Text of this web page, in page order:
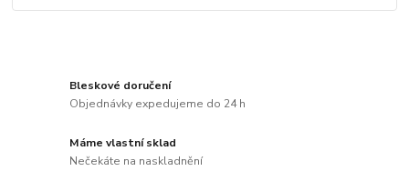
Bleskové doručení
Objednávky expedujeme do 24 h
Máme vlastní sklad
Nečekáte na naskladnění